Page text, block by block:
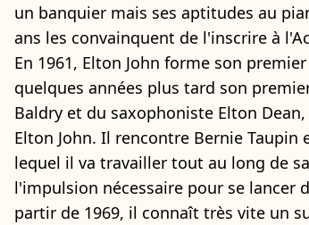
un banquier mais ses aptitudes au
ans les convainquent de l'inscrire à
En 1961, Elton John forme son
quelques années plus tard son
Baldry et du saxophoniste Elton
Elton John. Il rencontre Bernie Taupin
lequel il va travailler tout au long de
l'impulsion nécessaire pour se lancer
partir de 1969, il connaît très vite un